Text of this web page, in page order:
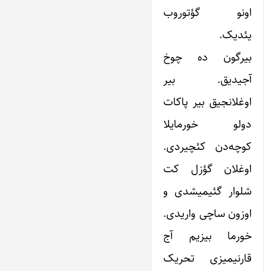
اونو گؤتوروب
یئدیک.
بیرگون ده چوخ
آجیدیق. بیر
اوغلانجیق بیر پاکات
دولو خورمایلا
کوچه‌دن کئچیردی.
اوغلان گؤزل کت
شلوار گئیمیشدی و
اوزون ساچی واریدی.
خورما بیزیم آج
قارنیمیزی تحریک